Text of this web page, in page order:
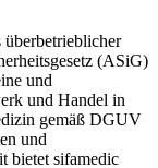
überbetrieblicher
(ASiG)
und
und Handel in
gemäß DGUV
und
bietet sifamedic